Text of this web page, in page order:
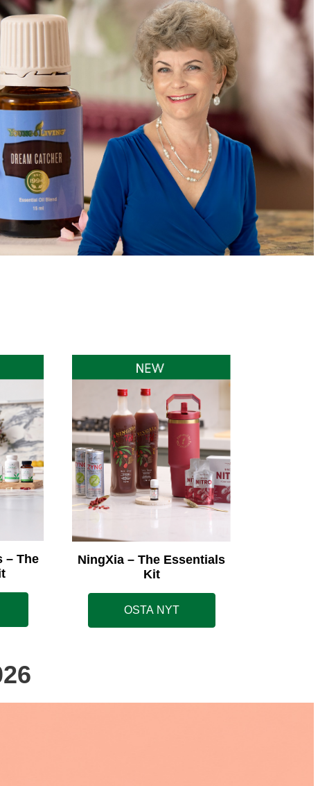
– The
NingXia – The Essentials
Kit
OSTA NYT